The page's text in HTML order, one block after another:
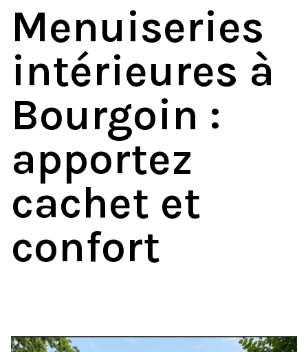
Menuiseries
intérieures à
Bourgoin :
apportez
cachet et
confort